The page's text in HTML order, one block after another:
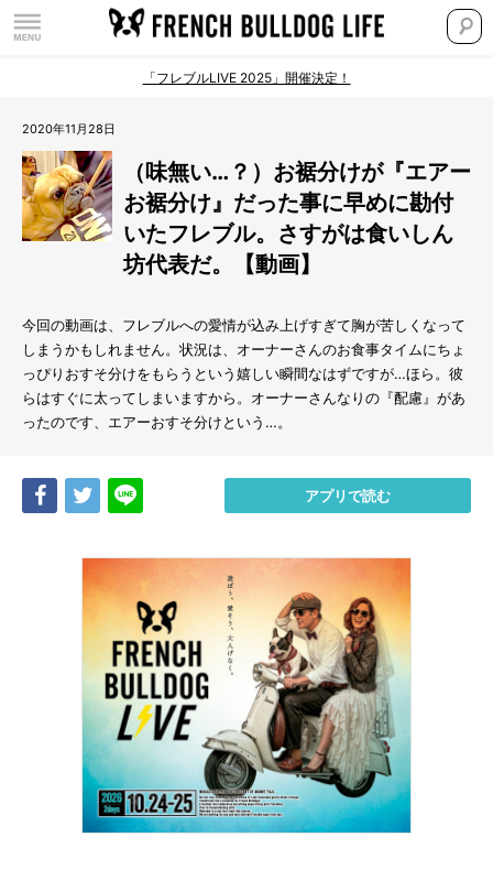
「フレブルLIVE 2025」開催決定！
2020年11月28日
（味無い…？）お裾分けが『エアー
お裾分け』だった事に早めに勘付
いたフレブル。さすがは食いしん
坊代表だ。【動画】
今回の動画は、フレブルへの愛情が込み上げすぎて胸が苦しくなって
しまうかもしれません。状況は、オーナーさんのお食事タイムにちょ
っぴりおすそ分けをもらうという嬉しい瞬間なはずですが…ほら。彼
らはすぐに太ってしまいますから。オーナーさんなりの『配慮』があ
ったのです、エアーおすそ分けという…。
Share Tweet アプリで読む